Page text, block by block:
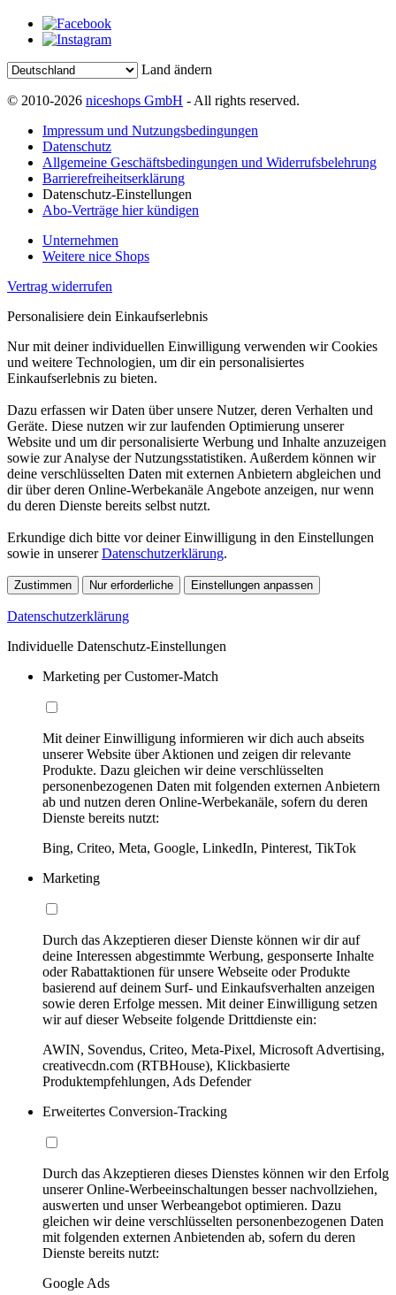
Land ändern
© 2010-2026 niceshops GmbH - All rights reserved.
Impressum und Nutzungsbedingungen
Datenschutz
Allgemeine Geschäftsbedingungen und Widerrufsbelehrung
Barrierefreiheitserklärung
Datenschutz-Einstellungen
Abo-Verträge hier kündigen
Unternehmen
Weitere nice Shops
Vertrag widerrufen
Personalisiere dein Einkaufserlebnis
Nur mit deiner individuellen Einwilligung verwenden wir Cookies
und weitere Technologien, um dir ein personalisiertes
Einkaufserlebnis zu bieten.
Dazu erfassen wir Daten über unsere Nutzer, deren Verhalten und
Geräte. Diese nutzen wir zur laufenden Optimierung unserer
Website und um dir personalisierte Werbung und Inhalte anzuzeigen
sowie zur Analyse der Nutzungsstatistiken. Außerdem können wir
deine verschlüsselten Daten mit externen Anbietern abgleichen und
dir über deren Online-Werbekanäle Angebote anzeigen, nur wenn
du deren Dienste bereits selbst nutzt.
Erkundige dich bitte vor deiner Einwilligung in den Einstellungen
sowie in unsererDatenschutzerklärung.
Zustimmen Nur erforderliche Einstellungen anpassen
Datenschutzerklärung
Individuelle Datenschutz-Einstellungen
Marketing per Customer-Match
Mit deiner Einwilligung informieren wir dich auch abseits
unserer Website über Aktionen und zeigen dir relevante
Produkte. Dazu gleichen wir deine verschlüsselten
personenbezogenen Daten mit folgenden externen Anbietern
ab und nutzen deren Online-Werbekanäle, sofern du deren
Dienste bereits nutzt:
Bing, Criteo, Meta, Google, LinkedIn, Pinterest, TikTok
Marketing
Durch das Akzeptieren dieser Dienste können wir dir auf
deine Interessen abgestimmte Werbung, gesponserte Inhalte
oder Rabattaktionen für unsere Webseite oder Produkte
basierend auf deinem Surf- und Einkaufsverhalten anzeigen
sowie deren Erfolge messen. Mit deiner Einwilligung setzen
wir auf dieser Webseite folgende Drittdienste ein:
AWIN, Sovendus, Criteo, Meta-Pixel, Microsoft Advertising,
creativecdn.com (RTBHouse), Klickbasierte
Produktempfehlungen, Ads Defender
Erweitertes Conversion-Tracking
Durch das Akzeptieren dieses Dienstes können wir den Erfolg
unserer Online-Werbeeinschaltungen besser nachvollziehen,
auswerten und unser Werbeangebot optimieren. Dazu
gleichen wir deine verschlüsselten personenbezogenen Daten
mit folgenden externen Anbietenden ab, sofern du deren
Dienste bereits nutzt:
Google Ads